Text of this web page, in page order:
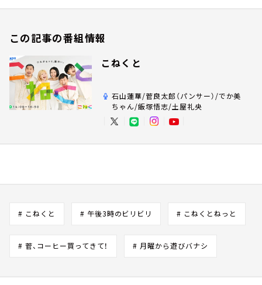
この記事の番組情報
こねくと
石山蓮華/菅良太郎（パンサー）/でか美
ちゃん/飯塚悟志/土屋礼央
# こねくと # 午後3時のビリビリ # こねくとねっと
# 菅、コーヒー買ってきて！ # 月曜から遊びバナシ